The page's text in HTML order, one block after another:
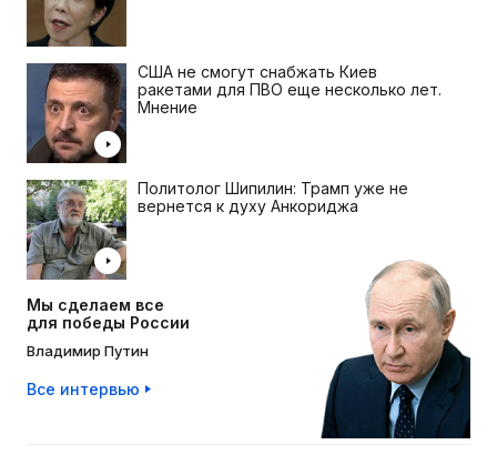
США не смогут снабжать Киев
ракетами для ПВО еще несколько лет.
Мнение
Политолог Шипилин: Трамп уже не
вернется к духу Анкориджа
Мы сделаем все
для победы России
Владимир Путин
Все интервью